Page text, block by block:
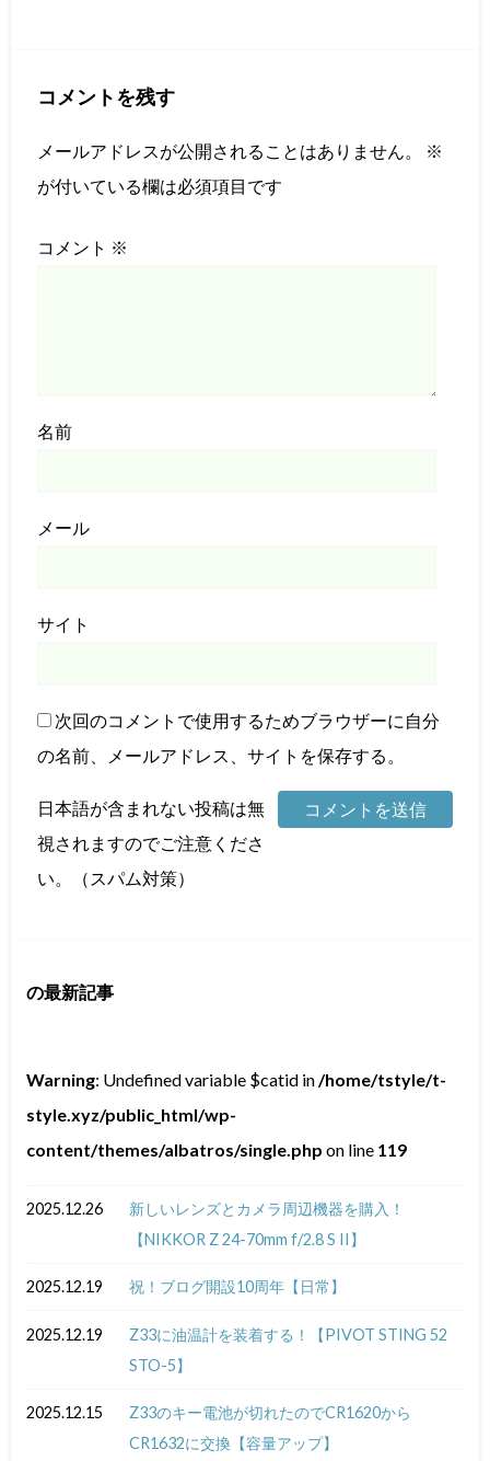
コメントを残す
メールアドレスが公開されることはありません。
※
が付いている欄は必須項目です
コメント ※
名前
メール
サイト
次回のコメントで使用するためブラウザーに自分
の名前、メールアドレス、サイトを保存する。
日本語が含まれない投稿は無
視されますのでご注意くださ
い。（スパム対策）
の最新記事
Warning: Undefined variable $catid in /home/tstyle/t-
style.xyz/public_html/wp-
content/themes/albatros/single.php on line 119
2025.12.26
新しいレンズとカメラ周辺機器を購入！
【NIKKOR Z 24-70mm f/2.8 S II】
2025.12.19 祝！ブログ開設10周年【日常】
2025.12.19
Z33に油温計を装着する！【PIVOT STING 52
STO-5】
2025.12.15
Z33のキー電池が切れたのでCR1620から
CR1632に交換【容量アップ】